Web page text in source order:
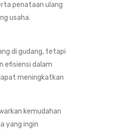
penataan ulang
usaha.
di gudang, tetapi
efisiensi dalam
meningkatkan
kemudahan
yang ingin